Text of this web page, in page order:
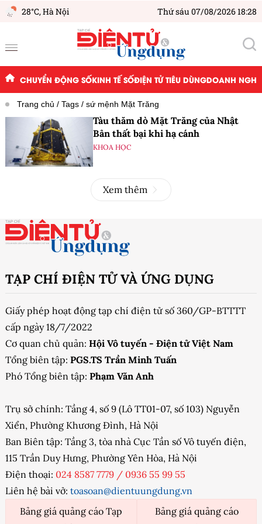
28°C,Hà Nội Thứ sáu 07/08/2026 18:28
CHUYỂN ĐỘNG SỐKINH TẾ SỐĐIỆN TỬ TIÊU DÙNGDOANH
Trang chủ Tags sứ mệnh Mặt Trăng
Tàu thăm dò Mặt Trăng của Nhật
Bản thất bại khi hạ cánh
KHOA HỌC
Xem thêm
TẠP CHÍ ĐIỆN TỬ VÀ ỨNG DỤNG
Giấy phép hoạt động tạp chí điện tử số 360/GP-BTTTT
cấp ngày 18/7/2022
Cơ quan chủ quản: Hội Vô tuyến - Điện tử Việt Nam
Tổng biên tập: PGS.TS Trần Minh Tuấn
Phó Tổng biên tập: Phạm Văn Anh
Trụ sở chính: Tầng 4, số 9 (Lô TT01-07, số 103) Nguyễn
Xiển, Phường Khương Đình, Hà Nội
Ban Biên tập: Tầng 3, tòa nhà Cục Tần số Vô tuyến điện,
115 Trần Duy Hưng, Phường Yên Hòa, Hà Nội
Điện thoại: 024 8587 7779 / 0936 55 99 55
Liên hệ bài vở: toasoan@dientuungdung.vn
Bảng giá quảng cáo Tạp
Bảng giá quảng cáo